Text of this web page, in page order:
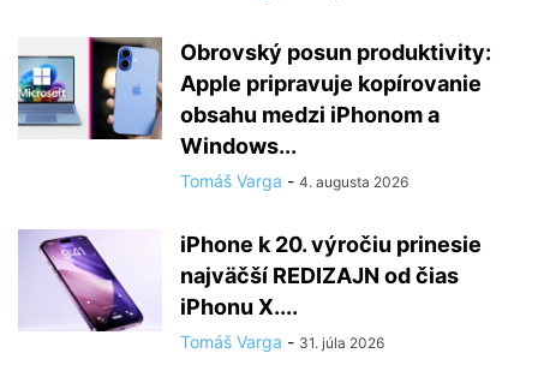
Obrovský posun produktivity:
Apple pripravuje kopírovanie
obsahu medzi iPhonom a
Windows...
Tomáš Varga - 4. augusta 2026
iPhone k 20. výročiu prinesie
najväčší REDIZAJN od čias
iPhonu X....
Tomáš Varga - 31. júla 2026